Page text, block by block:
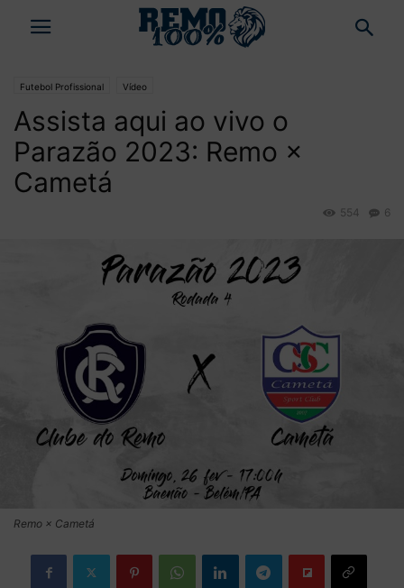
Futebol Profissional Vídeo
Assista aqui ao vivo o
Parazão 2023: Remo ×
Cametá
6
554
Remo × Cametá